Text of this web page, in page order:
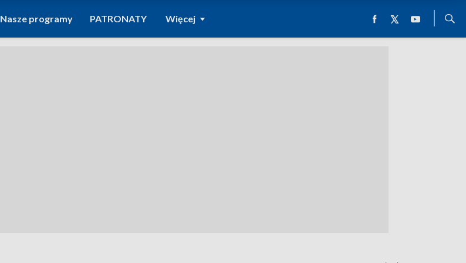
Nasze programy PATRONATY Więcej